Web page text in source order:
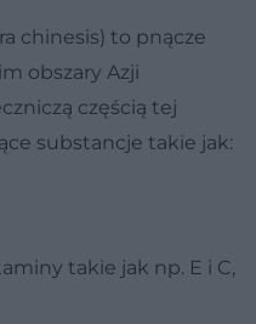
chinesis) to pnącze
obszary Azji
częścią tej
substancje takie jak:
takie jak np. E i C,